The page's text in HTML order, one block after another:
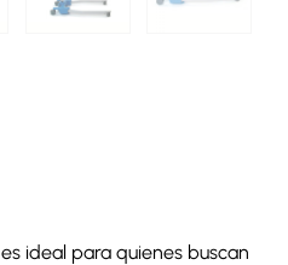
es ideal para quienes buscan